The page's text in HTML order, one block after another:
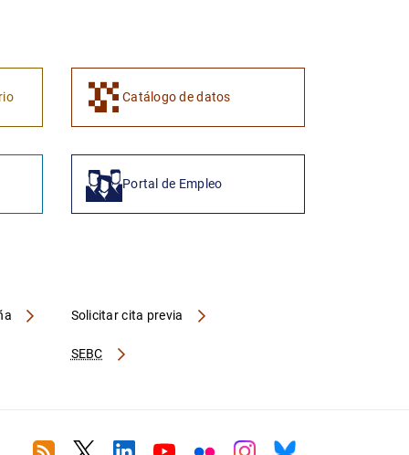
Catálogo de datos
Portal de Empleo
SEBC
Solicitar cita previa
RSS TwitterLinkedin
YoutubeFlickrInstagram
Bluesky